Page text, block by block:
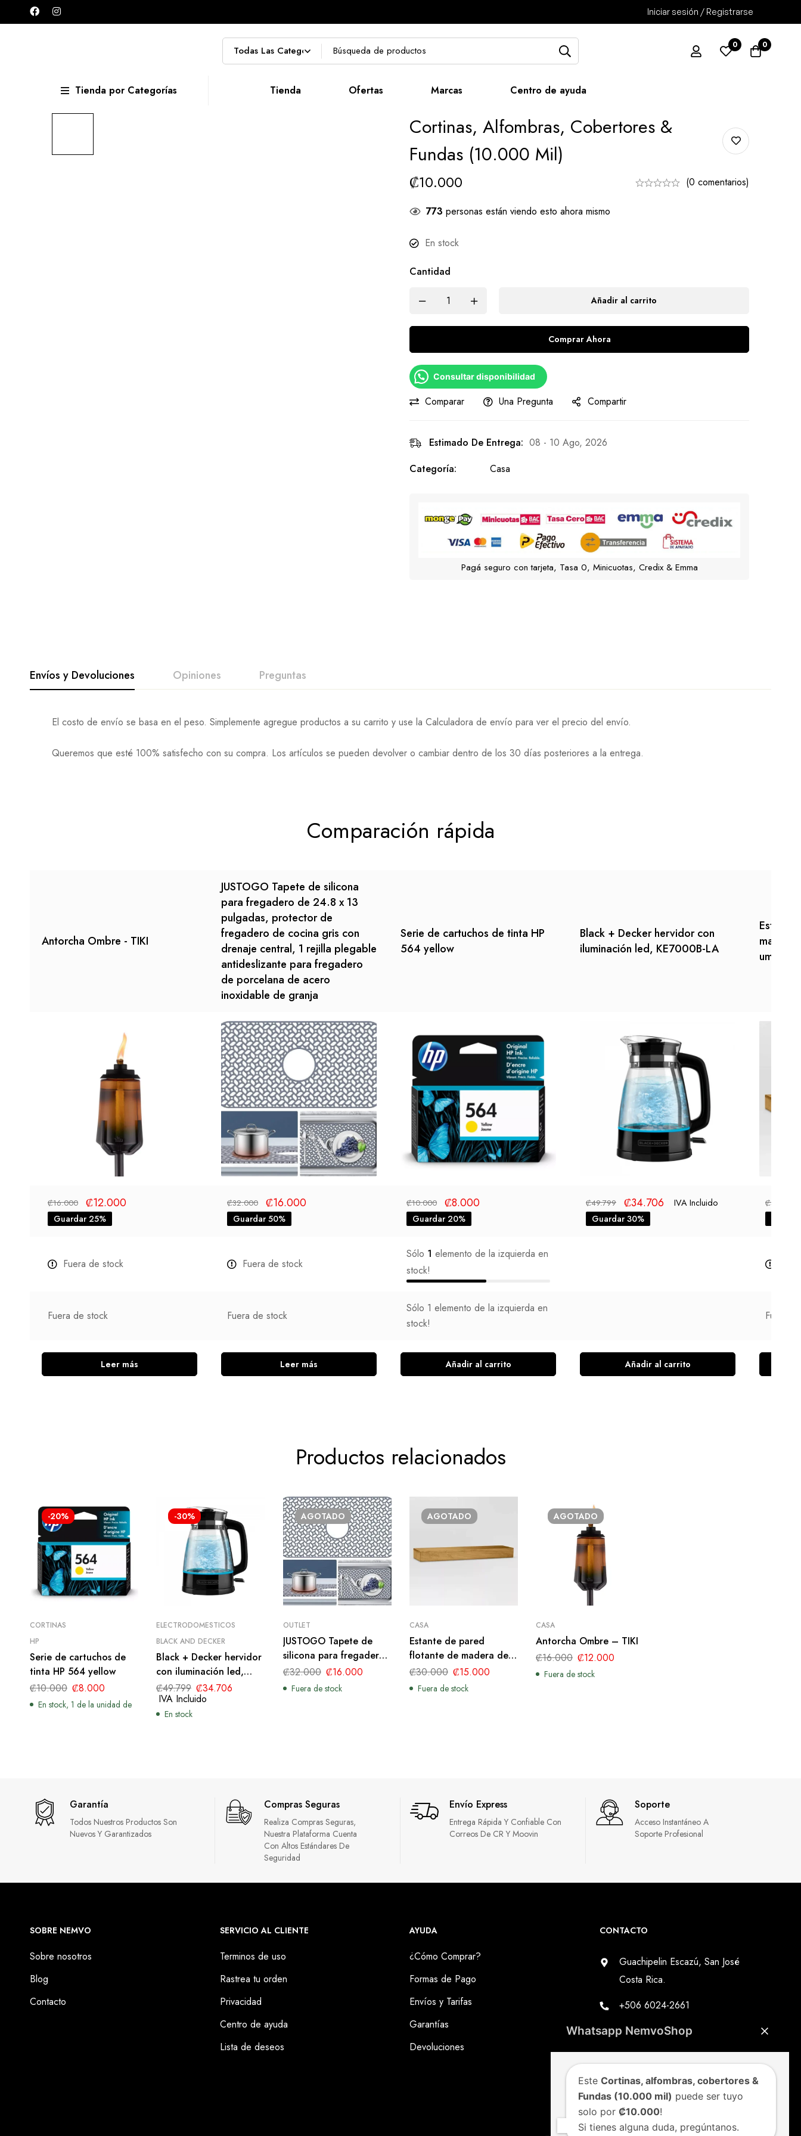
Iniciar sesión / Registrarse
0 0
Tienda por Categorías Tienda Ofertas Marcas Centro de ayuda
Cortinas, Alfombras, Cobertores &
Fundas (10.000 Mil)
₡10.000 (0 comentarios)
773 personas están viendo esto ahora mismo
En stock
Cantidad
Añadir al carrito
Comprar Ahora
Consultar disponibilidad
Comparar Una Pregunta Compartir
Estimado De Entrega: 08 - 10 Ago, 2026
Categoría:
Casa
Pagá seguro con tarjeta, Tasa 0, Minicuotas, Credix & Emma
Envíos y Devoluciones Opiniones Preguntas
El costo de envío se basa en el peso. Simplemente agregue productos a su carrito y use la Calculadora de envío para ver el precio del envío.
Queremos que esté 100% satisfecho con su compra. Los artículos se pueden devolver o cambiar dentro de los 30 días posteriores a la entrega.
Comparación rápida
Antorcha Ombre - TIKI
JUSTOGO Tapete de silicona
para fregadero de 24.8 x 13
pulgadas, protector de
fregadero de cocina gris con
drenaje central, 1 rejilla plegable
antideslizante para fregadero
de porcelana de acero
inoxidable de granja
Serie de cartuchos de tinta HP
564 yellow
Black + Decker hervidor con
iluminación led, KE7000B-LA
Estante
madera
umbral
₡16.000 ₡12.000
Guardar 25%
₡32.000 ₡16.000
Guardar 50%
₡10.000 ₡8.000
Guardar 20%
₡49.799 ₡34.706
IVA Incluido
Guardar 30%
₡30.000
Fuera de stock Fuera de stock
Sólo 1 elemento de la izquierda en
stock!
Fuera de stock Fuera de stock
Sólo 1 elemento de la izquierda en
stock!
Fuera
Leer más Leer más Añadir al carrito Añadir al carrito
Productos relacionados
-20%
CORTINAS
HP
Serie de cartuchos de
tinta HP 564 yellow
₡10.000 ₡8.000
En stock, 1 de la unidad de
-30%
ELECTRODOMESTICOS
BLACK AND DECKER
Black + Decker hervidor
con iluminación led,
KE7000B-LA
₡49.799 ₡34.706
IVA Incluido
En stock
AGOTADO
OUTLET
JUSTOGO Tapete de
silicona para fregadero
de 24.8 x 13 pulgadas,
protector de fregadero
₡32.000 ₡16.000
Fuera de stock
AGOTADO
CASA
Estante de pared
flotante de madera de
24 x 6 pulgadas, umbral
₡30.000 ₡15.000
Fuera de stock
AGOTADO
CASA
Antorcha Ombre – TIKI
₡16.000 ₡12.000
Fuera de stock
Garantía
Todos Nuestros Productos Son
Nuevos Y Garantizados
Compras Seguras
Realiza Compras Seguras,
Nuestra Plataforma Cuenta
Con Altos Estándares De
Seguridad
Envío Express
Entrega Rápida Y Confiable Con
Correos De CR Y Moovin
Soporte
Acceso Instantáneo A
Soporte Profesional
SOBRE NEMVO
Sobre nosotros
Blog
Contacto
SERVICIO AL CLIENTE
Terminos de uso
Rastrea tu orden
Privacidad
Centro de ayuda
Lista de deseos
AYUDA
¿Cómo Comprar?
Formas de Pago
Envíos y Tarifas
Garantías
Devoluciones
CONTACTO
Guachipelin Escazú, San José
Costa Rica.
+506 6024-2661
info@nemvoshop.com
Whatsapp NemvoShop
Este Cortinas, alfombras, cobertores &
Fundas (10.000 mil) puede ser tuyo
solo por ₡10.000!
Si tienes alguna duda, pregúntanos.